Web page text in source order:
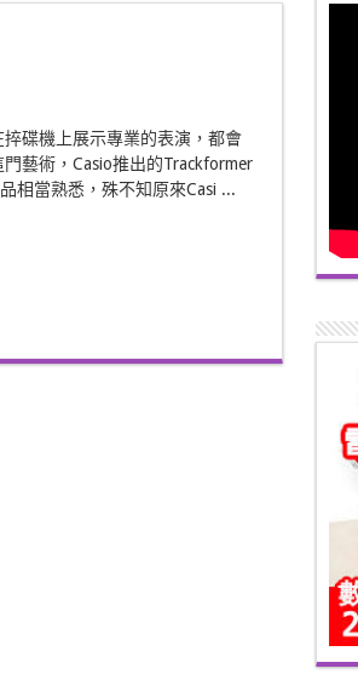
碟機上展示專業的表演，都會
藝術，Casio推出的Trackformer
相當熟悉，殊不知原來Casi ...